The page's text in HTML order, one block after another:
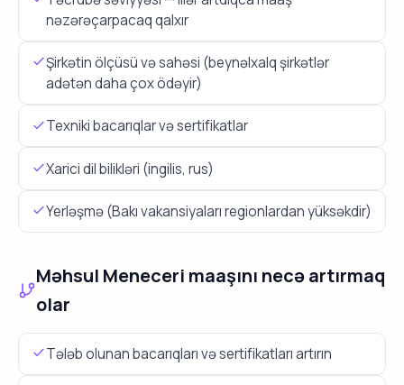
nəzərəçarpacaq qalxır
Şirkətin ölçüsü və sahəsi (beynəlxalq şirkətlər
adətən daha çox ödəyir)
Texniki bacarıqlar və sertifikatlar
Xarici dil bilikləri (ingilis, rus)
Yerləşmə (Bakı vakansiyaları regionlardan yüksəkdir)
Məhsul Meneceri maaşını necə artırmaq
olar
Tələb olunan bacarıqları və sertifikatları artırın